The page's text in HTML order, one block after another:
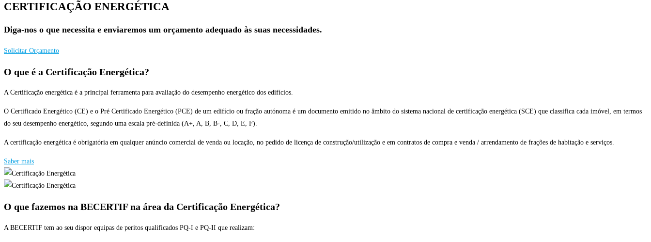
CERTIFICAÇÃO ENERGÉTICA
Diga-nos o que necessita e enviaremos um orçamento adequado às suas necessidades.​
Solicitar Orçamento
O que é a Certificação Energética?
A Certificação energética é a principal ferramenta para avaliação do desempenho energético dos edifícios.
O Certificado Energético (CE) e o Pré Certificado Energético (PCE) de um edifício ou fração autónoma é um documento emitido no âmbito do sistema nacional de certificação energética (SCE) que classifica cada imóvel, em termos
do seu desempenho energético, segundo uma escala pré-definida (A+, A, B, B-, C, D, E, F).
A certificação energética é obrigatória em qualquer anúncio comercial de venda ou locação, no pedido de licença de construção/utilização e em contratos de compra e venda / arrendamento de frações de habitação e serviços.
Saber mais
O que fazemos na BECERTIF na área da Certificação Energética?
A BECERTIF tem ao seu dispor equipas de peritos qualificados PQ-I e PQ-II que realizam: